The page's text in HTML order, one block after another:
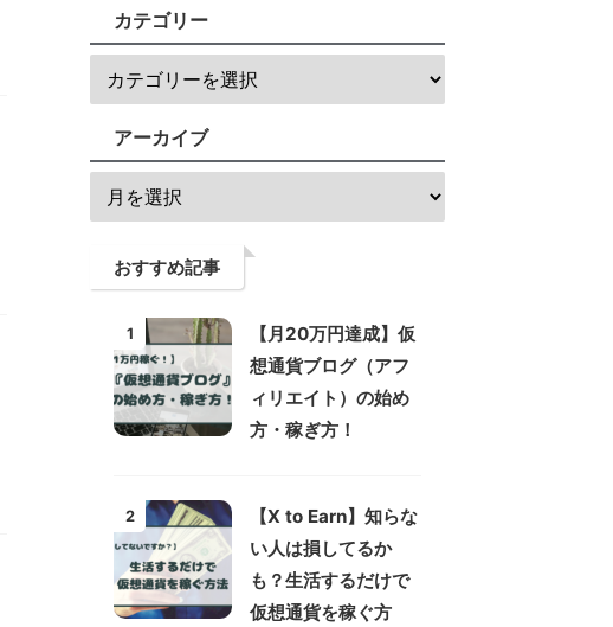
カテゴリー
アーカイブ
おすすめ記事
1
【月20万円達成】仮
想通貨ブログ（アフ
ィリエイト）の始め
方・稼ぎ方！
2
【X to Earn】知らな
い人は損してるか
も？生活するだけで
仮想通貨を稼ぐ方